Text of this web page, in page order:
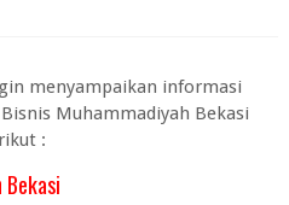
menyampaikan informasi
Muhammadiyah Bekasi
: